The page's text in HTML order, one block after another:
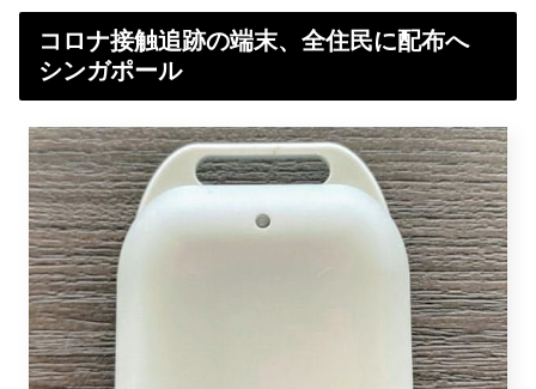
コロナ接触追跡の端末、全住民に配布へ
シンガポール